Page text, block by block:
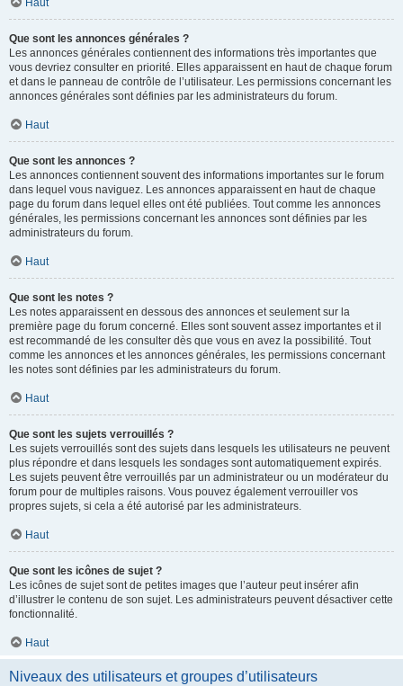
Haut
Que sont les annonces générales ?
Les annonces générales contiennent des informations très importantes que
vous devriez consulter en priorité. Elles apparaissent en haut de chaque forum
et dans le panneau de contrôle de l’utilisateur. Les permissions concernant les
annonces générales sont définies par les administrateurs du forum.
Haut
Que sont les annonces ?
Les annonces contiennent souvent des informations importantes sur le forum
dans lequel vous naviguez. Les annonces apparaissent en haut de chaque
page du forum dans lequel elles ont été publiées. Tout comme les annonces
générales, les permissions concernant les annonces sont définies par les
administrateurs du forum.
Haut
Que sont les notes ?
Les notes apparaissent en dessous des annonces et seulement sur la
première page du forum concerné. Elles sont souvent assez importantes et il
est recommandé de les consulter dès que vous en avez la possibilité. Tout
comme les annonces et les annonces générales, les permissions concernant
les notes sont définies par les administrateurs du forum.
Haut
Que sont les sujets verrouillés ?
Les sujets verrouillés sont des sujets dans lesquels les utilisateurs ne peuvent
plus répondre et dans lesquels les sondages sont automatiquement expirés.
Les sujets peuvent être verrouillés par un administrateur ou un modérateur du
forum pour de multiples raisons. Vous pouvez également verrouiller vos
propres sujets, si cela a été autorisé par les administrateurs.
Haut
Que sont les icônes de sujet ?
Les icônes de sujet sont de petites images que l’auteur peut insérer afin
d’illustrer le contenu de son sujet. Les administrateurs peuvent désactiver cette
fonctionnalité.
Haut
Niveaux des utilisateurs et groupes d’utilisateurs